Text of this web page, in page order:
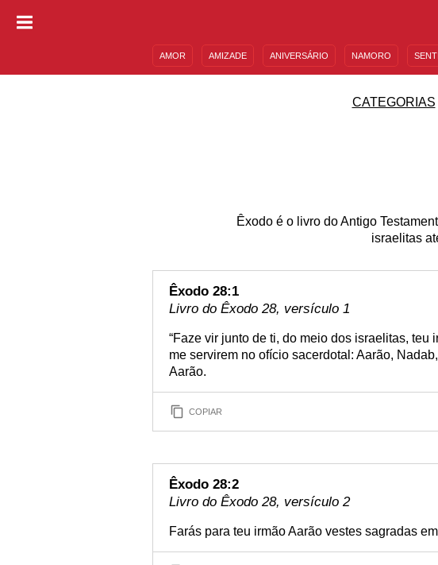
AMOR AMIZADE ANIVERSÁRIO NAMORO
CATEGORIAS
Êxodo é o livro do Antigo
israelitas
Êxodo 28:1
Livro do Êxodo 28, versículo 1
“Faze vir junto de ti, do meio dos israelitas, teu
me servirem no ofício sacerdotal: Aarão,
Aarão.
COPIAR
Êxodo 28:2
Livro do Êxodo 28, versículo 2
Farás para teu irmão Aarão vestes sagradas